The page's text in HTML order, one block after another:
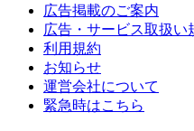
広告掲載のご案内
広告・サービス取扱い
利用規約
お知らせ
運営会社について
緊急時はこちら